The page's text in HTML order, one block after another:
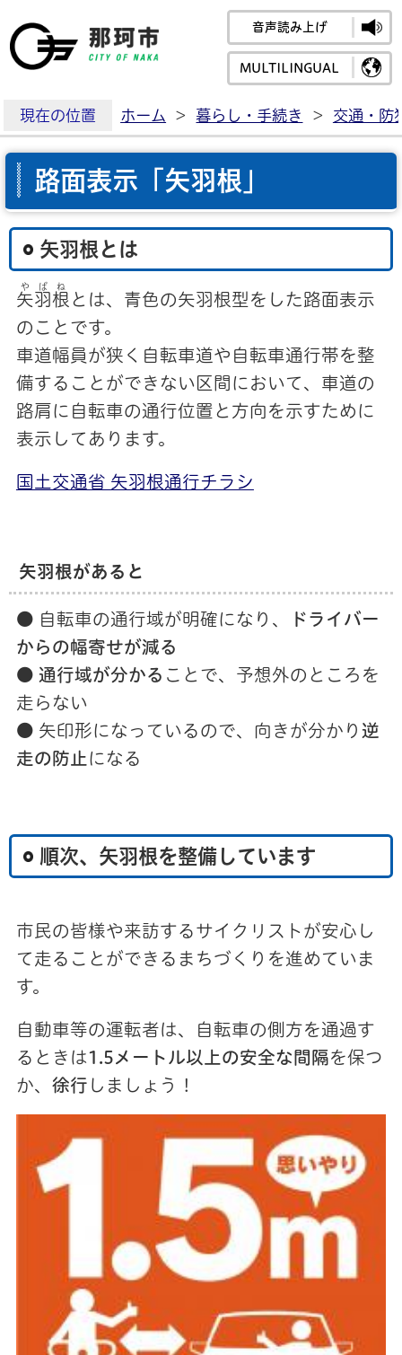
那珂市公式ホームペ
音声読み上げ
MULTILINGUAL
現在の位置 ホーム > 暮らし・手続き > 交通・防
路面表示「矢羽根」
矢羽根とは
矢羽根
やばね
とは、青色の矢羽根型をした路面表示
のことです。
車道幅員が狭く自転車道や自転車通行帯を整
備することができない区間において、車道の
路肩に自転車の通行位置と方向を示すために
表示してあります。
国土交通省 矢羽根通行チラシ
矢羽根があると
● 自転車の通行域が明確になり、
ドライバー
からの幅寄せが減る
● 通行域が分かる ことで、予想外のところを
走らない
● 矢印形になっているので、向きが分かり 逆
走の防止 になる
順次、矢羽根を整備しています
市民の皆様や来訪するサイクリストが安心し
て走ることができるまちづくりを進めていま
す。
自動車等の運転者は、自転車の側方を通過す
るときは1.5メートル以上の安全な間隔を保つ
か、 徐行 しましょう！